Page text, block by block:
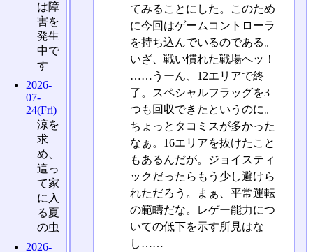
てみることにした。このため
に今回はゲームコントローラ
を持ち込んでいるのである。
いざ、戦い慣れた戦場へッ！
……うーん、12エリアで終
了。スペシャルフラッグを3
つも回収できたというのに。
ちょっとタコミスが多かった
なぁ。16エリアを抜けたこと
もあるんだが。ジョイスティ
ックだったらもう少し避けら
れただろう。まぁ、平常運転
の範疇だな。レゲー能力につ
いての低下を示す所見はな
し……
は障
害を
発生
中で
す
2026-
07-
24(Fri)
涼を
求
め、
這っ
て家
に入
る夏
の虫
2026-